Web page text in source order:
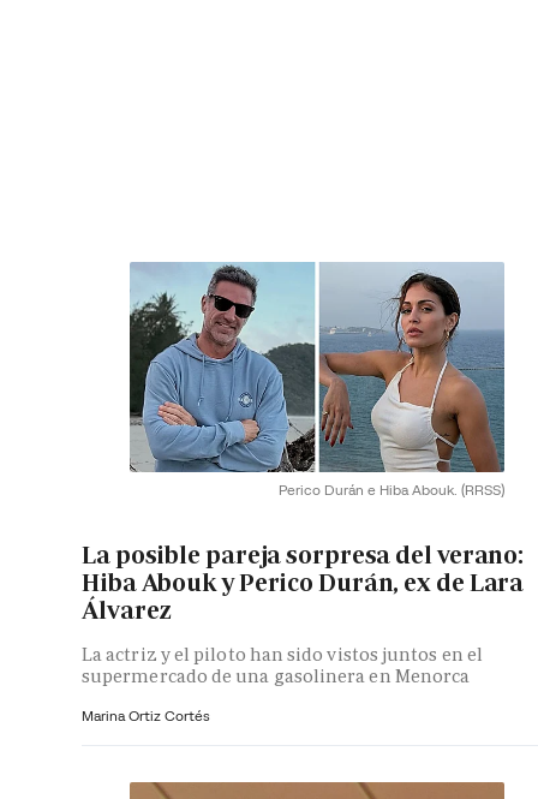
Perico Durán e Hiba Abouk. (RRSS)
La posible pareja sorpresa del verano:
Hiba Abouk y Perico Durán, ex de Lara
Álvarez
La actriz y el piloto han sido vistos juntos en el
supermercado de una gasolinera en Menorca
Marina Ortiz Cortés